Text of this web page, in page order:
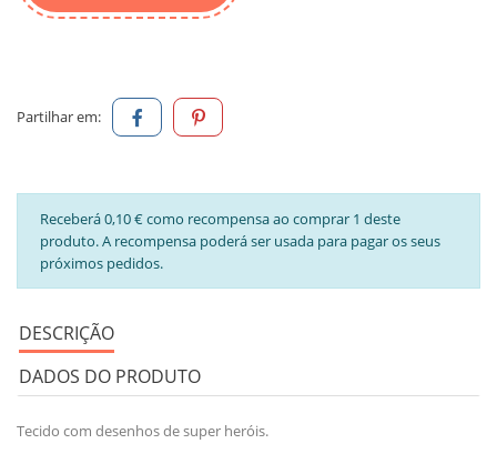
Partilhar em:
Receberá 0,10 € como recompensa ao comprar 1 deste
produto. A recompensa poderá ser usada para pagar os seus
próximos pedidos.
DESCRIÇÃO
DADOS DO PRODUTO
Tecido com desenhos de super heróis.